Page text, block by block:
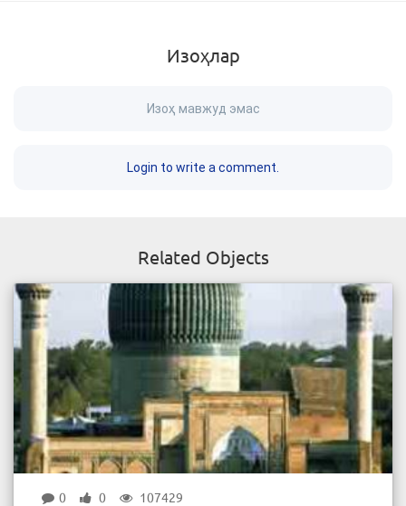
Изоҳлар
Изоҳ мавжуд эмас
Login to write a comment.
Related Objects
0 0 107429